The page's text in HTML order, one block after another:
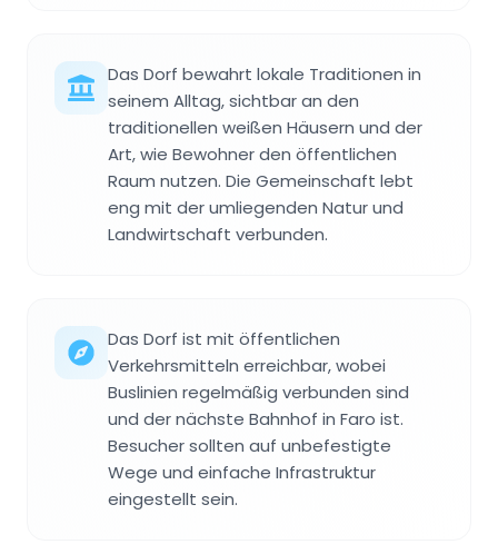
Das Dorf bewahrt lokale Traditionen in
seinem Alltag, sichtbar an den
traditionellen weißen Häusern und der
Art, wie Bewohner den öffentlichen
Raum nutzen. Die Gemeinschaft lebt
eng mit der umliegenden Natur und
Landwirtschaft verbunden.
Das Dorf ist mit öffentlichen
Verkehrsmitteln erreichbar, wobei
Buslinien regelmäßig verbunden sind
und der nächste Bahnhof in Faro ist.
Besucher sollten auf unbefestigte
Wege und einfache Infrastruktur
eingestellt sein.